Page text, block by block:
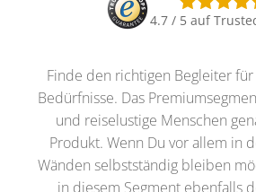
4.7 / 5 auf
Finde den richtigen Begleiter
Bedürfnisse. Das
und reiselustige Menschen
Produkt. Wenn Du vor allem in
Wänden selbstständig bleiben
in diesem Segment ebenfalls